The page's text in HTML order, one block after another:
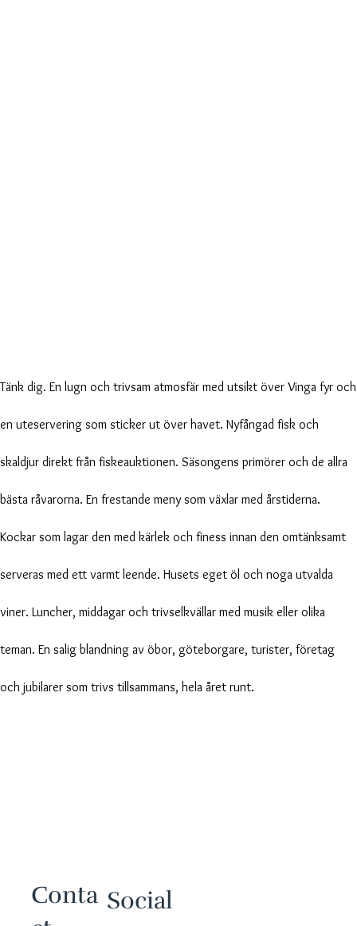
Tänk dig. En lugn och trivsam atmosfär med utsikt över Vinga fyr och
en uteservering som sticker ut över havet. Nyfångad fisk och
skaldjur direkt från fiskeauktionen. Säsongens primörer och de allra
bästa råvarorna. En frestande meny som växlar med årstiderna.
Kockar som lagar den med kärlek och finess innan den omtänksamt
serveras med ett varmt leende. Husets eget öl och noga utvalda
viner. Luncher, middagar och trivselkvällar med musik eller olika
teman. En salig blandning av öbor, göteborgare, turister, företag
och jubilarer som trivs tillsammans, hela året runt.
Conta Social